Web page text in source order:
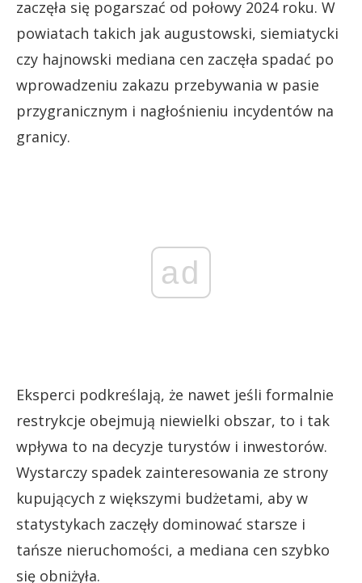
zaczęła się pogarszać od połowy 2024 roku. W
powiatach takich jak augustowski, siemiatycki
czy hajnowski mediana cen zaczęła spadać po
wprowadzeniu zakazu przebywania w pasie
przygranicznym i nagłośnieniu incydentów na
granicy.
ad
Eksperci podkreślają, że nawet jeśli formalnie
restrykcje obejmują niewielki obszar, to i tak
wpływa to na decyzje turystów i inwestorów.
Wystarczy spadek zainteresowania ze strony
kupujących z większymi budżetami, aby w
statystykach zaczęły dominować starsze i
tańsze nieruchomości, a mediana cen szybko
się obniżyła.